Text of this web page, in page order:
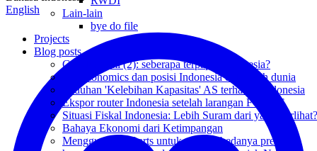
Lain-lain
bye do file
Projects
Blog posts
Geoekonomi (2): seberapa terpapar Indonesia?
Geoeconomics dan posisi Indonesia di kancah dunia
Tuduhan 'Kelebihan Kapasitas' AS terhadap Indonesia
Ekspor router Indonesia setelah larangan FCC AS
Situasi Fiskal Indonesia: Lebih Suram dari yang Terlihat?
Bahaya Ekonomi dari Ketimpangan
Menggunakan Darts untuk melihat bedanya prediksi
English